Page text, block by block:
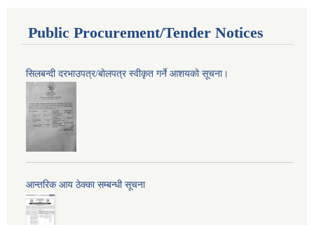
Public Procurement/Tender Notices
सिलबन्दी दरभाउपत्र/बोलपत्र स्वीकृत गर्ने आशयको सूचना।
आन्तरिक आय ठेक्का सम्बन्धी सूचना